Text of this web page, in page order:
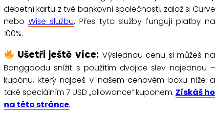
debetní kartu z tvé bankovní společnosti, založ si Curve
nebo Wise službu. Přes tyto služby fungují platby na
100%.
Ušetři ještě více: Výslednou cenu si můžeš na
Banggoodu snížit s použitím dvojice slev najednou –
kupónu, který najdeš v našem cenovém boxu níže a
také speciálním 7 USD „allowance“ kuponem. Získáš ho
na této stránce.